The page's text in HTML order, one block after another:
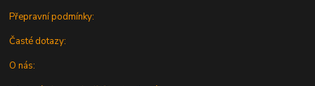
Přepravní podmínky:
Časté dotazy:
O nás: